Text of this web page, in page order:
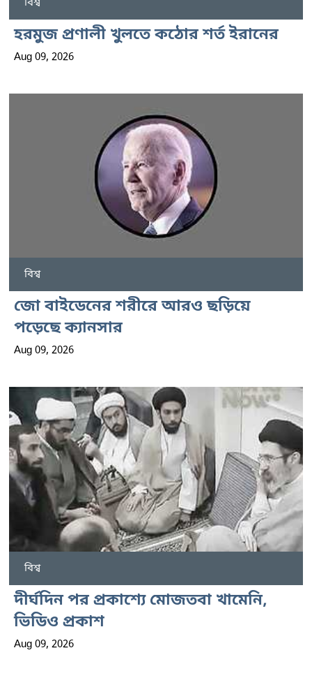
হরমুজ প্রণালী খুলতে কঠোর শর্ত ইরানের
Aug 09, 2026
বিশ্ব
জো বাইডেনের শরীরে আরও ছড়িয়ে
পড়েছে ক্যানসার
Aug 09, 2026
বিশ্ব
দীর্ঘদিন পর প্রকাশ্যে মোজতবা খামেনি,
ভিডিও প্রকাশ
Aug 09, 2026